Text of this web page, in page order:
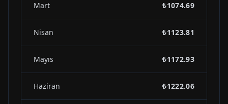
Mart ₺1074.69
Nisan ₺1123.81
Mayıs ₺1172.93
Haziran ₺1222.06